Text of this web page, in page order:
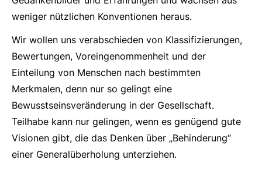
weniger nützlichen Konventionen heraus.
Wir wollen uns verabschieden von Klassifizierungen,
Bewertungen, Voreingenommenheit und der
Einteilung von Menschen nach bestimmten
Merkmalen, denn nur so gelingt eine
Bewusstseinsveränderung in der Gesellschaft.
Teilhabe kann nur gelingen, wenn es genügend gute
Visionen gibt, die das Denken über „Behinderung“
einer Generalüberholung unterziehen.